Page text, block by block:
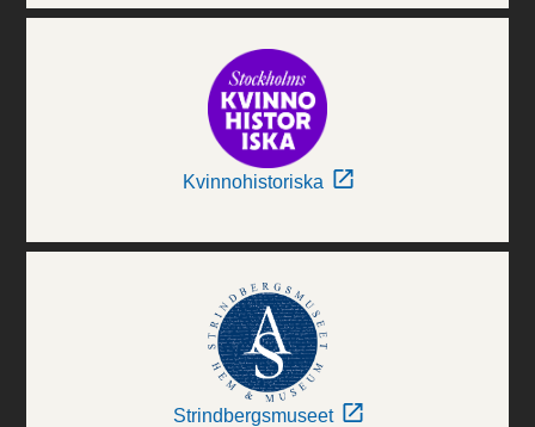
Kvinnohistoriska
Strindbergsmuseet